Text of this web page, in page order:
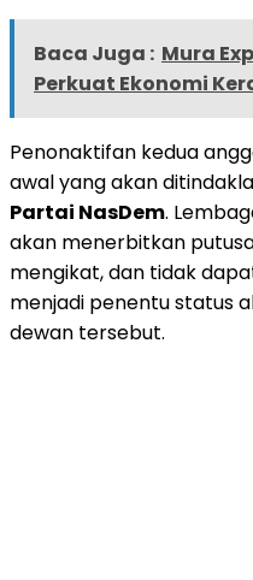
Baca Juga : Mura
Perkuat Ekonomi
Penonaktifan kedua
awal yang akan
Partai NasDem.
akan menerbitkan
mengikat, dan tidak
menjadi penentu status
dewan tersebut.